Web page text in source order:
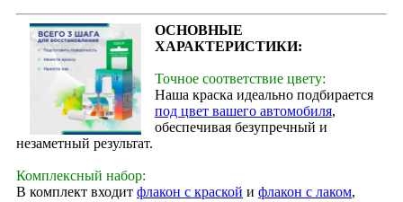
ОСНОВНЫЕ
ХАРАКТЕРИСТИКИ:
Точное соответствие цвету:
Наша краска идеально подбирается
под цвет вашего автомобиля,
обеспечивая безупречный и
незаметный результат.
Комплексный набор:
В комплект входит флакон с краской и флакон с лаком,